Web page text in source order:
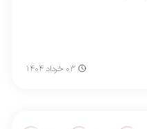
۰۳ خرداد ۱۴۰۴